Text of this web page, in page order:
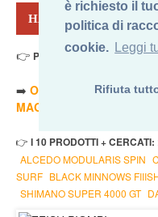
è richiesto il
politica di
cookie. Leggi
Rifiuta
HAI CERCATO:
👉 Prezzo Min. 1,79 Eur -
➡️ ORDINA PER PREZZO
MAGGIORE
👉 I 10 PRODOTTI + CERCATI:
ALCEDO MODULARIS SPIN
SURF BLACK MINNOWS
SHIMANO SUPER 4000 GT